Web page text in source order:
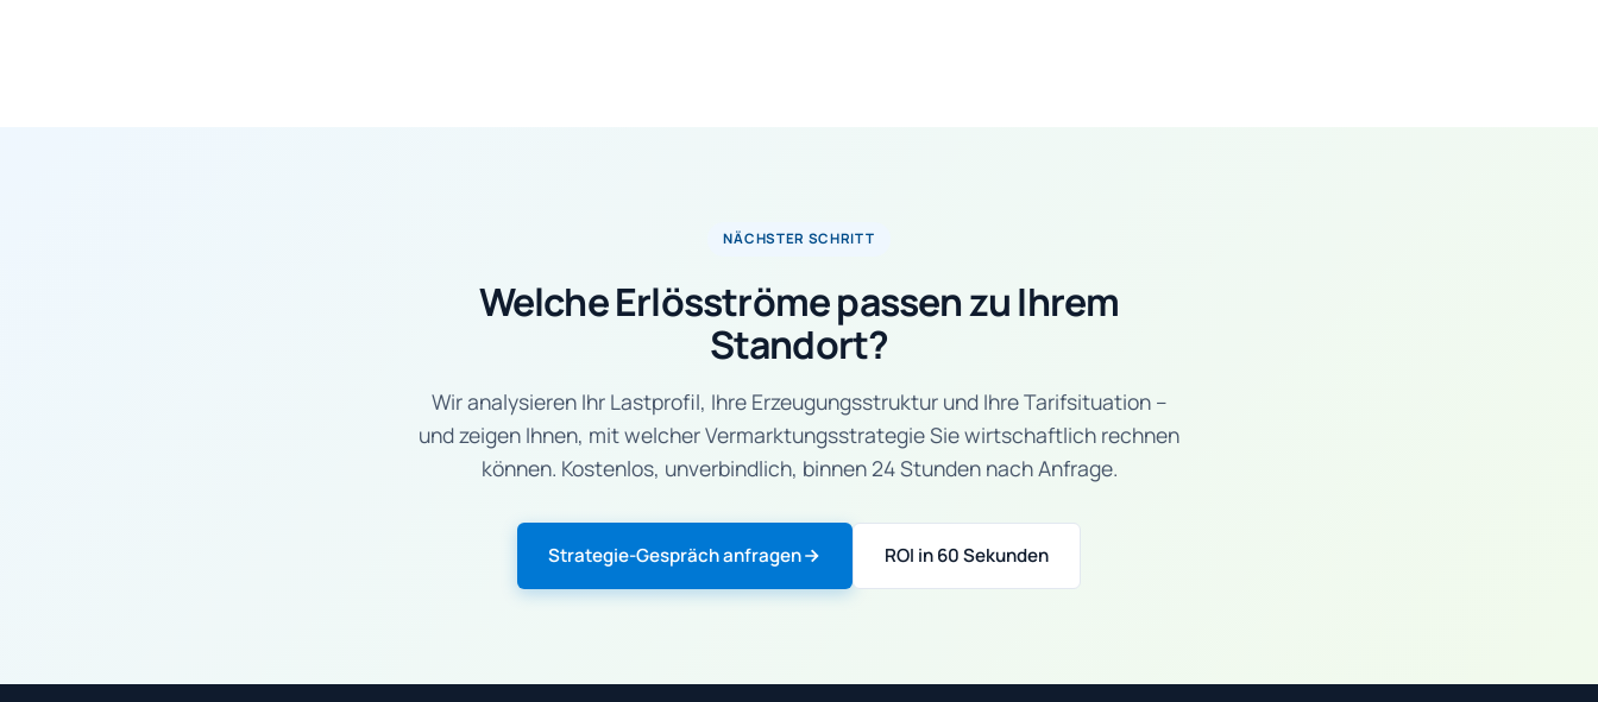
NÄCHSTER SCHRITT
Welche Erlösströme passen zu Ihrem
Standort?
Wir analysieren Ihr Lastprofil, Ihre Erzeugungsstruktur und Ihre Tarifsituation –
und zeigen Ihnen, mit welcher Vermarktungsstrategie Sie wirtschaftlich rechnen
können. Kostenlos, unverbindlich, binnen 24 Stunden nach Anfrage.
Strategie-Gespräch anfragen ROI in 60 Sekunden